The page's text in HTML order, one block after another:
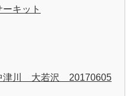
キット
川 大若沢 20170605